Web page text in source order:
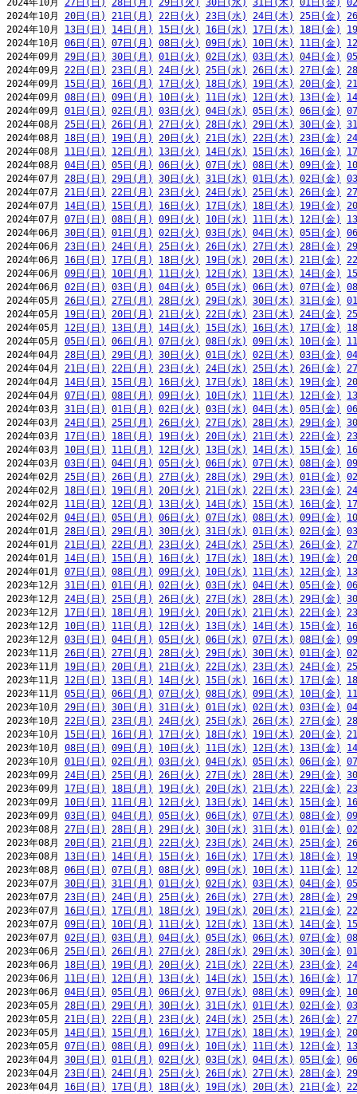
2024年10月 27日(日) 28日(月) 29日(火) 30日(水) 31日(木) 01日(金)
2024年10月 20日(日) 21日(月) 22日(火) 23日(水) 24日(木) 25日(金)
2024年10月 13日(日) 14日(月) 15日(火) 16日(水) 17日(木) 18日(金)
2024年10月 06日(日) 07日(月) 08日(火) 09日(水) 10日(木) 11日(金)
2024年09月 29日(日) 30日(月) 01日(火) 02日(水) 03日(木) 04日(金)
2024年09月 22日(日) 23日(月) 24日(火) 25日(水) 26日(木) 27日(金)
2024年09月 15日(日) 16日(月) 17日(火) 18日(水) 19日(木) 20日(金)
2024年09月 08日(日) 09日(月) 10日(火) 11日(水) 12日(木) 13日(金)
2024年09月 01日(日) 02日(月) 03日(火) 04日(水) 05日(木) 06日(金)
2024年08月 25日(日) 26日(月) 27日(火) 28日(水) 29日(木) 30日(金)
2024年08月 18日(日) 19日(月) 20日(火) 21日(水) 22日(木) 23日(金)
2024年08月 11日(日) 12日(月) 13日(火) 14日(水) 15日(木) 16日(金)
2024年08月 04日(日) 05日(月) 06日(火) 07日(水) 08日(木) 09日(金)
2024年07月 28日(日) 29日(月) 30日(火) 31日(水) 01日(木) 02日(金)
2024年07月 21日(日) 22日(月) 23日(火) 24日(水) 25日(木) 26日(金)
2024年07月 14日(日) 15日(月) 16日(火) 17日(水) 18日(木) 19日(金)
2024年07月 07日(日) 08日(月) 09日(火) 10日(水) 11日(木) 12日(金)
2024年06月 30日(日) 01日(月) 02日(火) 03日(水) 04日(木) 05日(金)
2024年06月 23日(日) 24日(月) 25日(火) 26日(水) 27日(木) 28日(金)
2024年06月 16日(日) 17日(月) 18日(火) 19日(水) 20日(木) 21日(金)
2024年06月 09日(日) 10日(月) 11日(火) 12日(水) 13日(木) 14日(金)
2024年06月 02日(日) 03日(月) 04日(火) 05日(水) 06日(木) 07日(金)
2024年05月 26日(日) 27日(月) 28日(火) 29日(水) 30日(木) 31日(金)
2024年05月 19日(日) 20日(月) 21日(火) 22日(水) 23日(木) 24日(金)
2024年05月 12日(日) 13日(月) 14日(火) 15日(水) 16日(木) 17日(金)
2024年05月 05日(日) 06日(月) 07日(火) 08日(水) 09日(木) 10日(金)
2024年04月 28日(日) 29日(月) 30日(火) 01日(水) 02日(木) 03日(金)
2024年04月 21日(日) 22日(月) 23日(火) 24日(水) 25日(木) 26日(金)
2024年04月 14日(日) 15日(月) 16日(火) 17日(水) 18日(木) 19日(金)
2024年04月 07日(日) 08日(月) 09日(火) 10日(水) 11日(木) 12日(金)
2024年03月 31日(日) 01日(月) 02日(火) 03日(水) 04日(木) 05日(金)
2024年03月 24日(日) 25日(月) 26日(火) 27日(水) 28日(木) 29日(金)
2024年03月 17日(日) 18日(月) 19日(火) 20日(水) 21日(木) 22日(金)
2024年03月 10日(日) 11日(月) 12日(火) 13日(水) 14日(木) 15日(金)
2024年03月 03日(日) 04日(月) 05日(火) 06日(水) 07日(木) 08日(金)
2024年02月 25日(日) 26日(月) 27日(火) 28日(水) 29日(木) 01日(金)
2024年02月 18日(日) 19日(月) 20日(火) 21日(水) 22日(木) 23日(金)
2024年02月 11日(日) 12日(月) 13日(火) 14日(水) 15日(木) 16日(金)
2024年02月 04日(日) 05日(月) 06日(火) 07日(水) 08日(木) 09日(金)
2024年01月 28日(日) 29日(月) 30日(火) 31日(水) 01日(木) 02日(金)
2024年01月 21日(日) 22日(月) 23日(火) 24日(水) 25日(木) 26日(金)
2024年01月 14日(日) 15日(月) 16日(火) 17日(水) 18日(木) 19日(金)
2024年01月 07日(日) 08日(月) 09日(火) 10日(水) 11日(木) 12日(金)
2023年12月 31日(日) 01日(月) 02日(火) 03日(水) 04日(木) 05日(金)
2023年12月 24日(日) 25日(月) 26日(火) 27日(水) 28日(木) 29日(金)
2023年12月 17日(日) 18日(月) 19日(火) 20日(水) 21日(木) 22日(金)
2023年12月 10日(日) 11日(月) 12日(火) 13日(水) 14日(木) 15日(金)
2023年12月 03日(日) 04日(月) 05日(火) 06日(水) 07日(木) 08日(金)
2023年11月 26日(日) 27日(月) 28日(火) 29日(水) 30日(木) 01日(金)
2023年11月 19日(日) 20日(月) 21日(火) 22日(水) 23日(木) 24日(金)
2023年11月 12日(日) 13日(月) 14日(火) 15日(水) 16日(木) 17日(金)
2023年11月 05日(日) 06日(月) 07日(火) 08日(水) 09日(木) 10日(金)
2023年10月 29日(日) 30日(月) 31日(火) 01日(水) 02日(木) 03日(金)
2023年10月 22日(日) 23日(月) 24日(火) 25日(水) 26日(木) 27日(金)
2023年10月 15日(日) 16日(月) 17日(火) 18日(水) 19日(木) 20日(金)
2023年10月 08日(日) 09日(月) 10日(火) 11日(水) 12日(木) 13日(金)
2023年10月 01日(日) 02日(月) 03日(火) 04日(水) 05日(木) 06日(金)
2023年09月 24日(日) 25日(月) 26日(火) 27日(水) 28日(木) 29日(金)
2023年09月 17日(日) 18日(月) 19日(火) 20日(水) 21日(木) 22日(金)
2023年09月 10日(日) 11日(月) 12日(火) 13日(水) 14日(木) 15日(金)
2023年09月 03日(日) 04日(月) 05日(火) 06日(水) 07日(木) 08日(金)
2023年08月 27日(日) 28日(月) 29日(火) 30日(水) 31日(木) 01日(金)
2023年08月 20日(日) 21日(月) 22日(火) 23日(水) 24日(木) 25日(金)
2023年08月 13日(日) 14日(月) 15日(火) 16日(水) 17日(木) 18日(金)
2023年08月 06日(日) 07日(月) 08日(火) 09日(水) 10日(木) 11日(金)
2023年07月 30日(日) 31日(月) 01日(火) 02日(水) 03日(木) 04日(金)
2023年07月 23日(日) 24日(月) 25日(火) 26日(水) 27日(木) 28日(金)
2023年07月 16日(日) 17日(月) 18日(火) 19日(水) 20日(木) 21日(金)
2023年07月 09日(日) 10日(月) 11日(火) 12日(水) 13日(木) 14日(金)
2023年07月 02日(日) 03日(月) 04日(火) 05日(水) 06日(木) 07日(金)
2023年06月 25日(日) 26日(月) 27日(火) 28日(水) 29日(木) 30日(金)
2023年06月 18日(日) 19日(月) 20日(火) 21日(水) 22日(木) 23日(金)
2023年06月 11日(日) 12日(月) 13日(火) 14日(水) 15日(木) 16日(金)
2023年06月 04日(日) 05日(月) 06日(火) 07日(水) 08日(木) 09日(金)
2023年05月 28日(日) 29日(月) 30日(火) 31日(水) 01日(木) 02日(金)
2023年05月 21日(日) 22日(月) 23日(火) 24日(水) 25日(木) 26日(金)
2023年05月 14日(日) 15日(月) 16日(火) 17日(水) 18日(木) 19日(金)
2023年05月 07日(日) 08日(月) 09日(火) 10日(水) 11日(木) 12日(金)
2023年04月 30日(日) 01日(月) 02日(火) 03日(水) 04日(木) 05日(金)
2023年04月 23日(日) 24日(月) 25日(火) 26日(水) 27日(木) 28日(金)
2023年04月 16日(日) 17日(月) 18日(火) 19日(水) 20日(木) 21日(金)